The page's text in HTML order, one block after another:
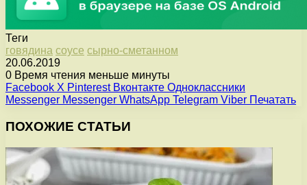
Теги
говядина соусе сырно-сметанном
20.06.2019
0 Время чтения меньше минуты
Facebook X Pinterest Вконтакте Одноклассники
Messenger Messenger WhatsApp Telegram Viber Печатать
ПОХОЖИЕ СТАТЬИ